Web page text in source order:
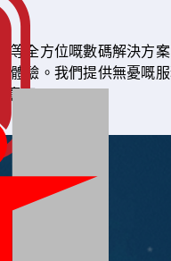
等全方位嘅數碼解決方
體驗。我們提供無憂嘅
度。